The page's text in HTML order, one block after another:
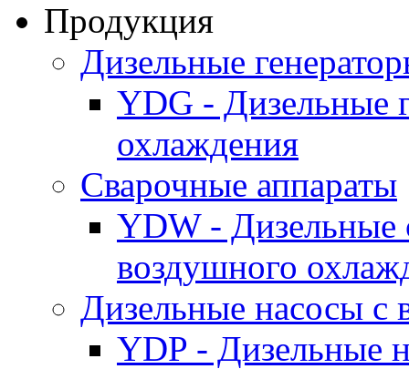
Продукция
Дизельные
YDG - Дизельные
охлаждения
Cварочные аппараты
YDW - Дизельные
воздушного
Дизельные насосы
YDP - Дизельные